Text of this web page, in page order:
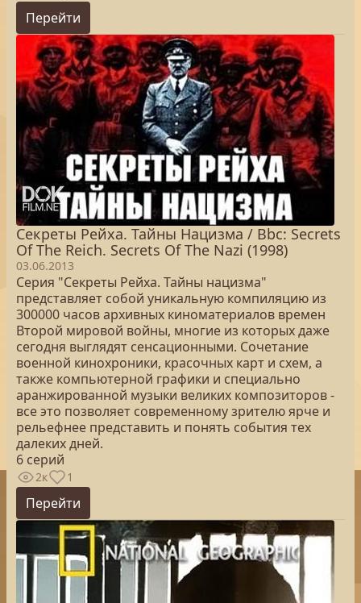
Перейти
Секреты Рейха. Тайны Нацизма / Bbc: Secrets
Of The Reich. Secrets Of The Nazi (1998)
03.06.2013
Серия "Секреты Рейха. Тайны нацизма"
представляет собой уникальную компиляцию из
300000 часов архивных киноматериалов времен
Второй мировой войны, многие из которых даже
сегодня выглядят сенсационными. Сочетание
военной кинохроники, красочных карт и схем, а
также компьютерной графики и специально
аранжированной музыки великих композиторов -
все это позволяет современному зрителю ярче и
рельефнее представить и понять события тех
далеких дней.
6 серий
2к 1
Перейти